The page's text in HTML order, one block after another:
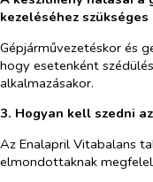
kezeléséhez
Gépjárművezetéskor és
hogy esetenként
alkalmazásakor.
3. Hogyan kell szedni
Az Enalapril Vitabalans
elmondottaknak